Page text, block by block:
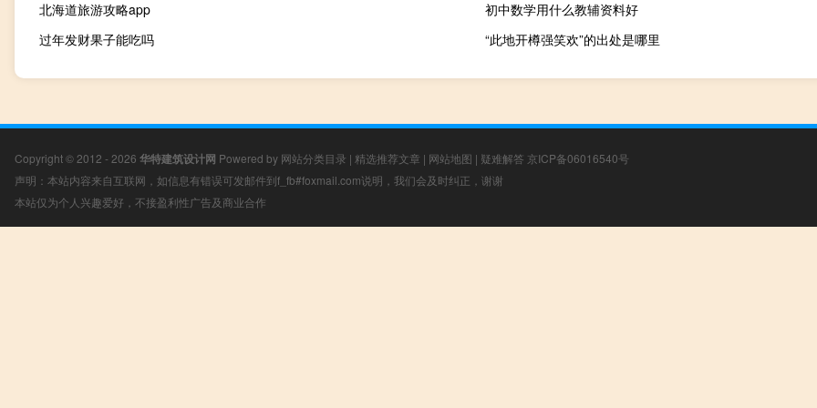
北海道旅游攻略app
初中数学用什么教辅资料好
过年发财果子能吃吗
“此地开樽强笑欢”的出处是哪里
Copyright © 2012 - 2026 华特建筑设计网 Powered by 网站分类目录 | 精选推荐文章 | 网站地图 | 疑难解答 京ICP备06016540号
声明：本站内容来自互联网，如信息有错误可发邮件到f_fb#foxmail.com说明，我们会及时纠正，谢谢
本站仅为个人兴趣爱好，不接盈利性广告及商业合作